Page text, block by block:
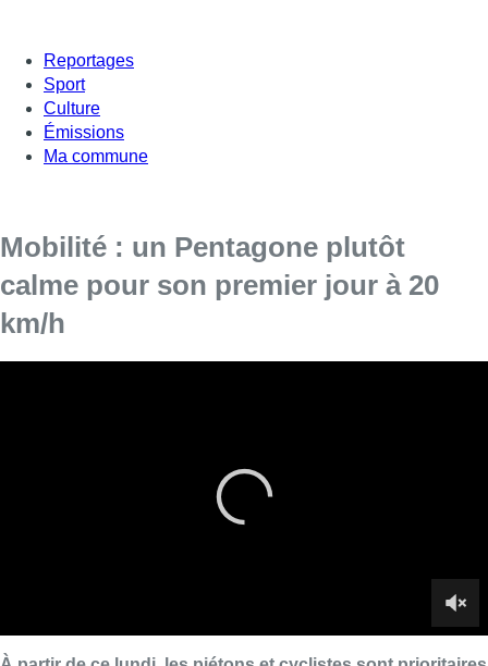
Reportages
Sport
Culture
Émissions
Ma commune
Mobilité : un Pentagone plutôt
calme pour son premier jour à 20
km/h
Le Pentagone, zone centrale de la capitale est donc désormais
jusqu’à présent – est de faciliter la distanciation sociale lors du
déconfinement progressif. Les 155 panneaux qui l’indiquent
bourgmestre Philippe Close (PS), l’échevin de la Mobilité Bart